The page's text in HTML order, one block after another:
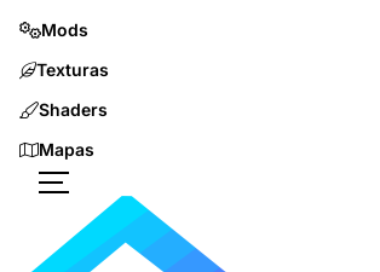
Mods
Texturas
Shaders
Mapas